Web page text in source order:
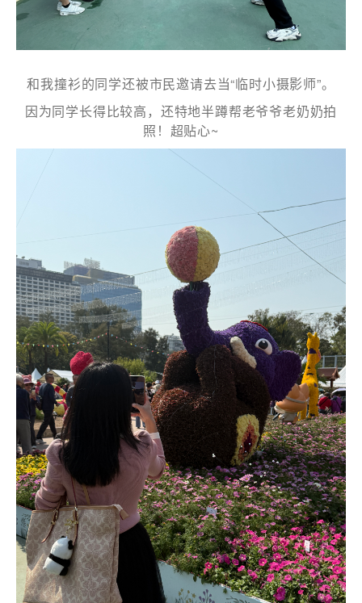
和我撞衫的同学还被市民邀请去当“临时小摄影师”。
因为同学长得比较高，还特地半蹲帮老爷爷老奶奶拍
照！超贴心~